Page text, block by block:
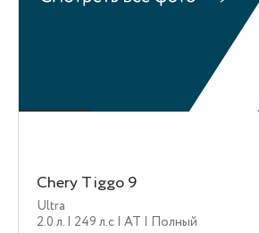
Chery Tiggo 9
Ultra
2.0 л. | 249 л.c | AT | Полный